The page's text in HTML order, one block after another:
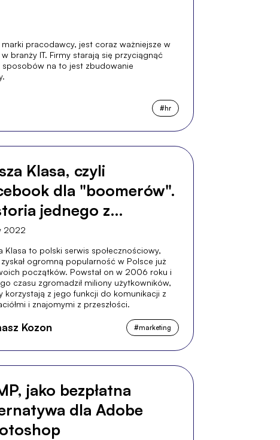
pracodawcy, jest coraz ważniejsze w
branży IT. Firmy starają się przyciągnąć
na to jest zbudowanie
#hr
Klasa, czyli
dla "boomerów".
jednego z
social media w
2022
Klasa to polski serwis społecznościowy,
ogromną popularność w Polsce już
początków. Powstał on w 2006 roku i
czasu zgromadził miliony użytkowników,
korzystają z jego funkcji do komunikacji z
i znajomymi z przeszłości.
Kozon #marketing
jako bezpłatna
dla Adobe